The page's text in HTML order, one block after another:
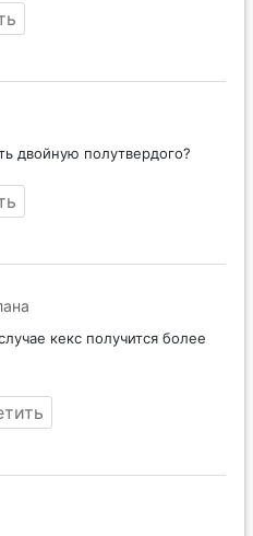
двойную полутвердого?
кекс получится более